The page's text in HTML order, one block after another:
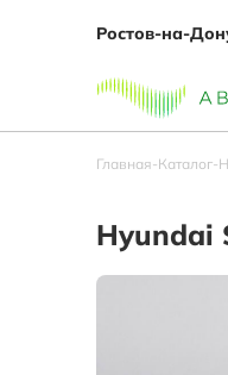
Ростов-на-
Главная-Каталог-
Hyundai